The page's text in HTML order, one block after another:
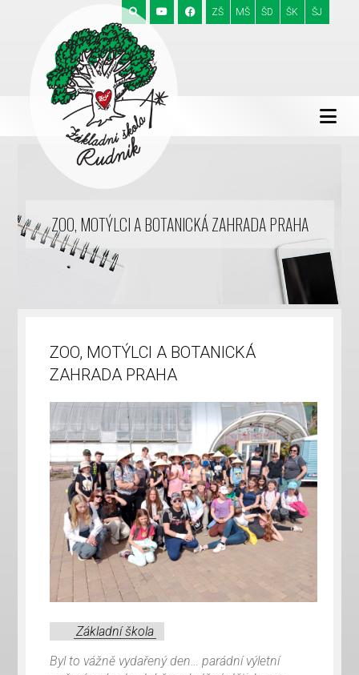
ZŠ MŠ ŠD ŠK ŠJ
ZOO, MOTÝLCI A BOTANICKÁ ZAHRADA PRAHA
ZOO, MOTÝLCI A BOTANICKÁ
ZAHRADA PRAHA
Základní škola
Byl to vážně vydařený den… parádní výletní